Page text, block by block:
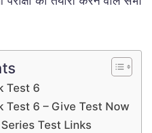
Test 6
Test 6 – Give Test Now
Test Links